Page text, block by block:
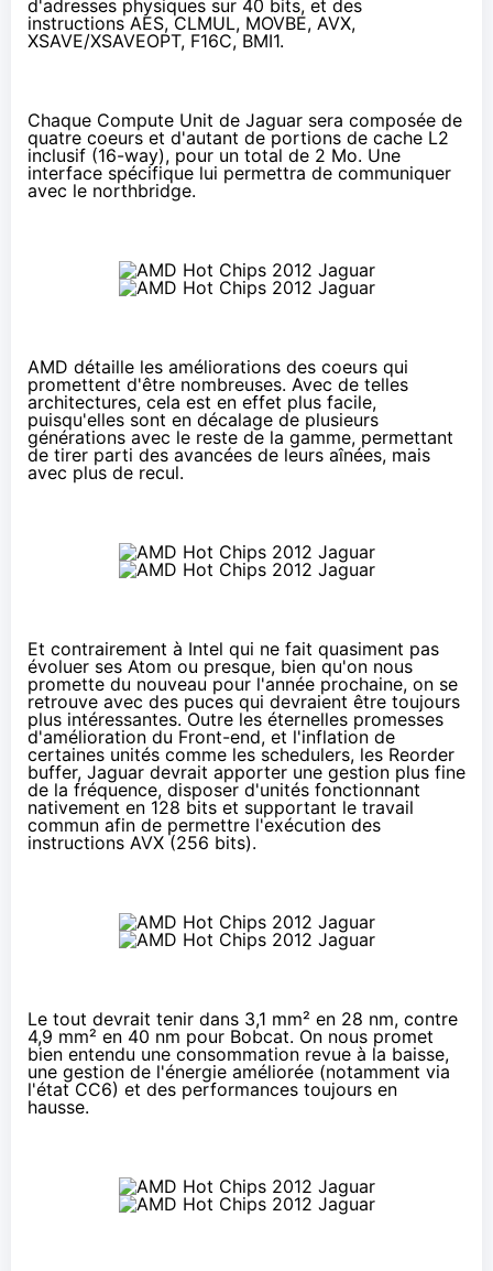
d'adresses physiques sur 40 bits, et des
instructions AES, CLMUL, MOVBE, AVX,
XSAVE/XSAVEOPT, F16C, BMI1.
Chaque Compute Unit de Jaguar sera composée de
quatre coeurs et d'autant de portions de cache L2
inclusif (16-way), pour un total de 2 Mo. Une
interface spécifique lui permettra de communiquer
avec le northbridge.
AMD détaille les améliorations des coeurs qui
promettent d'être nombreuses. Avec de telles
architectures, cela est en effet plus facile,
puisqu'elles sont en décalage de plusieurs
générations avec le reste de la gamme, permettant
de tirer parti des avancées de leurs aînées, mais
avec plus de recul.
Et contrairement à Intel qui ne fait quasiment pas
évoluer ses Atom ou presque, bien qu'on nous
promette du nouveau pour l'année prochaine, on se
retrouve avec des puces qui devraient être toujours
plus intéressantes. Outre les éternelles promesses
d'amélioration du Front-end, et l'inflation de
certaines unités comme les schedulers, les Reorder
buffer, Jaguar devrait apporter une gestion plus fine
de la fréquence, disposer d'unités fonctionnant
nativement en 128 bits et supportant le travail
commun afin de permettre l'exécution des
instructions AVX (256 bits).
Le tout devrait tenir dans 3,1 mm² en 28 nm, contre
4,9 mm² en 40 nm pour Bobcat. On nous promet
bien entendu une consommation revue à la baisse,
une gestion de l'énergie améliorée (notamment via
l'état CC6) et des performances toujours en
hausse.